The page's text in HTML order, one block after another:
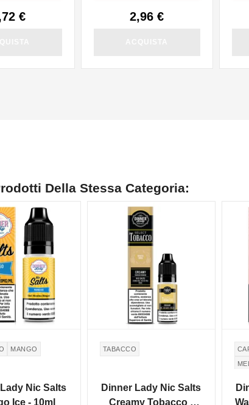
€ 2,96 €
Della Stessa Categoria:
MANGO
Nic Salts
Ice - 10ml
TABACCO
Dinner Lady Nic Salts
Creamy Tobacco -
NON DISPONIBILE NON